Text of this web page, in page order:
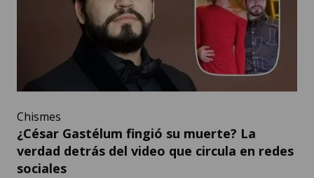
Chismes
¿César Gastélum fingió su muerte? La
verdad detrás del video que circula en redes
sociales